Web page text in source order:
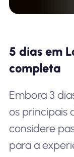
5 dias em
completa
Embora 3
os principais
considere
para a